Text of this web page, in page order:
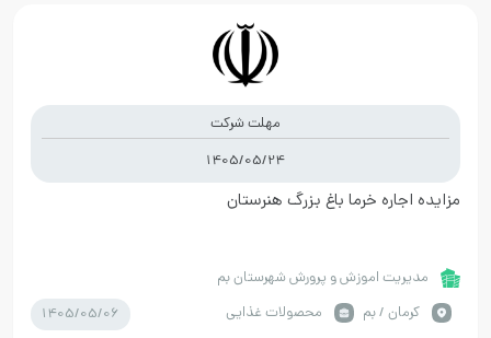
مهلت شرکت
1405/05/24
مزایده اجاره خرما باغ بزرگ هنرستان
مدیریت اموزش و پرورش شهرستان بم
كرمان / بم
محصولات غذایی 1405/05/06